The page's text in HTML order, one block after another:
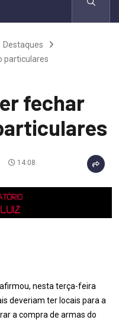
Destaques
particulares
fechar
14:08
nesta terça-feira
deveriam ter locais para a
a compra de armas do